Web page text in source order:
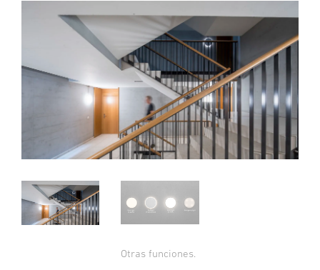
Otras funciones.